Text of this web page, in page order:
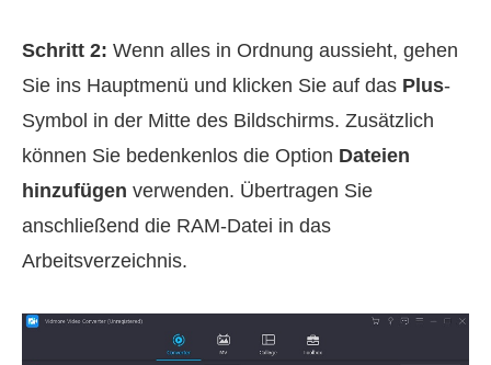
Schritt 2: Wenn alles in Ordnung aussieht, gehen
Sie ins Hauptmenü und klicken Sie auf das Plus-
Symbol in der Mitte des Bildschirms. Zusätzlich
können Sie bedenkenlos die Option Dateien
hinzufügen verwenden. Übertragen Sie
anschließend die RAM-Datei in das
Arbeitsverzeichnis.